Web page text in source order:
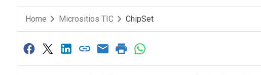
Home Micrositios TIC ChipSet